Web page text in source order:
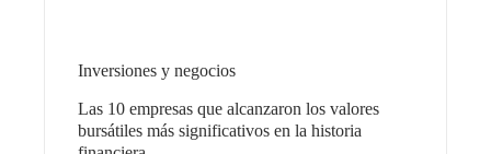
Inversiones y negocios
Las 10 empresas que alcanzaron los valores
bursátiles más significativos en la historia